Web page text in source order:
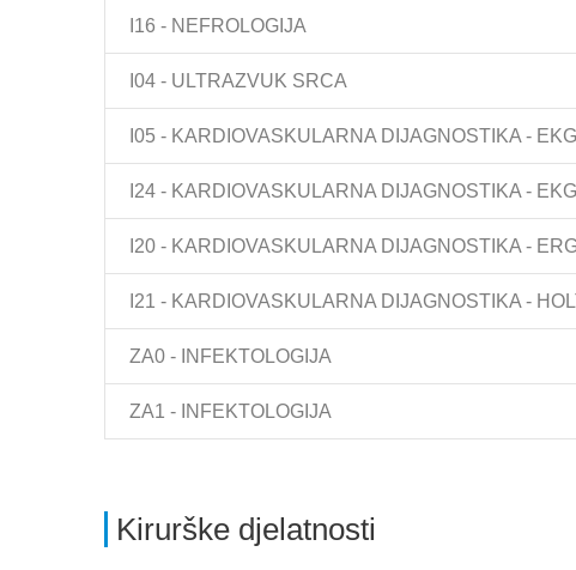
I16 - NEFROLOGIJA
I04 - ULTRAZVUK SRCA
I05 - KARDIOVASKULARNA DIJAGNOSTIKA -
I24 - KARDIOVASKULARNA DIJAGNOSTIKA -
I20 - KARDIOVASKULARNA DIJAGNOSTIKA -
I21 - KARDIOVASKULARNA DIJAGNOSTIKA -
ZA0 - INFEKTOLOGIJA
ZA1 - INFEKTOLOGIJA
Kirurške djelatnosti